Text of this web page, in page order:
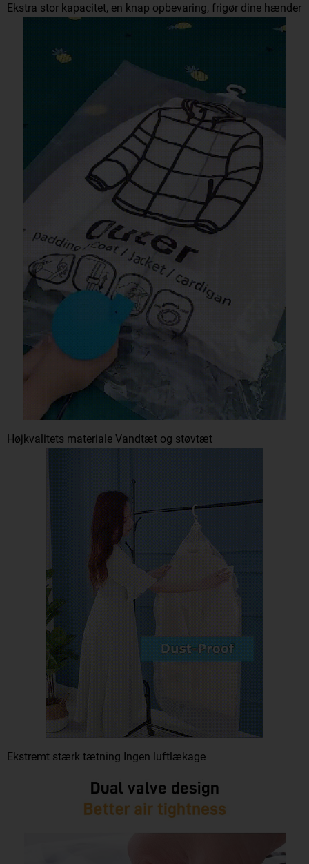
Ekstra stor kapacitet, en knap opbevaring, frigør dine hænder
Højkvalitets materiale Vandtæt og støvtæt
Ekstremt stærk tætning Ingen luftlækage